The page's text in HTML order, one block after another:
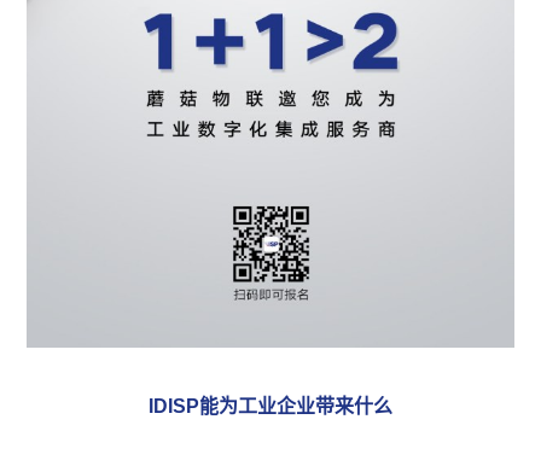
IDISP能为工业企业带来什么